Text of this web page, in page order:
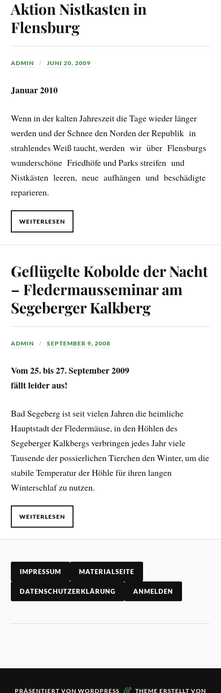
Aktion Nistkasten in
Flensburg
ADMIN JUNI 20, 2009
Januar 2010
Wenn in der kalten Jahreszeit die Tage wieder länger
werden und der Schnee den Norden der Republik in
strahlendes Weiß taucht, werden wir über Flensburgs
wunderschöne Friedhöfe und Parks streifen und
Nistkästen leeren, neue aufhängen und beschädigte
reparieren.
WEITERLESEN
Geflügelte Kobolde der Nacht
– Fledermausseminar am
Segeberger Kalkberg
ADMIN SEPTEMBER 9, 2008
Vom 25. bis 27. September 2009
fällt leider aus!
Bad Segeberg ist seit vielen Jahren die heimliche
Hauptstadt der Fledermäuse, in den Höhlen des
Segeberger Kalkbergs verbringen jedes Jahr viele
Tausende der possierlichen Tierchen den Winter, um die
stabile Temperatur der Höhle für ihren langen
Winterschlaf zu nutzen.
WEITERLESEN
IMPRESSUM MATERIALSEITE
DATENSCHUTZERKLÄRUNG ANMELDEN
PRÄSENTIERT VON WORDPRESS & THEME ERSTELLT VON